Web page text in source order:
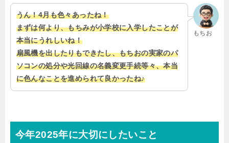
もちお
うん！4月も色々あったね！
まずは何より、もちみが小学校に入学したことが
本当にうれしいね！
扇風機を出したりもできたし、もちおの実家のパ
ソコンの処分や光回線の名義変更手続等々、本当
に色んなことを進められて良かったね♪
今年2025年に大切にしたいこと